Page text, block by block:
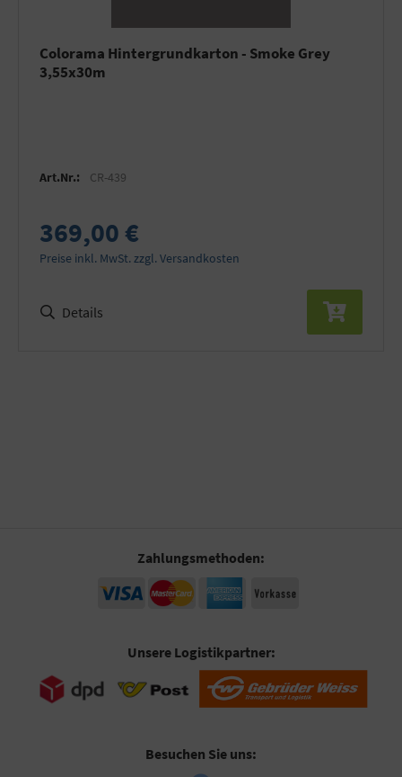
Colorama Hintergrundkarton - Smoke Grey
3,55x30m
Art.Nr.: CR-439
369,00 €
Preise inkl. MwSt. zzgl. Versandkosten
Details
Zahlungsmethoden:
Unsere Logistikpartner:
Besuchen Sie uns: